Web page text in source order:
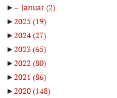
►
Januar(2)
►2025 (19)
►2024(27)
►2023(65)
►2022 (80)
►2021 (86)
►2020(148)